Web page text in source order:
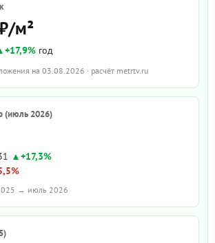
м²
+17,9% год
на 03.08.2026 · расчёт metrtv.ru
(июль 2026)
+17,3%
→ июль 2026